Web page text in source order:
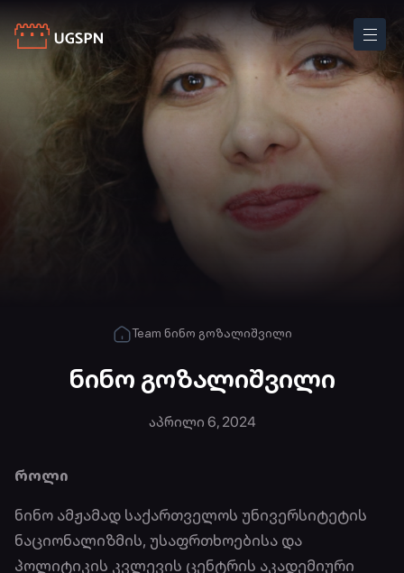
Team ნინო გოზალიშვილი
ნინო გოზალიშვილი
აპრილი 6, 2024
როლი
ნინო ამჟამად საქართველოს უნივერსიტეტის
ნაციონალიზმის, უსაფრთხოებისა და
პოლიტიკის კვლევის ცენტრის აკადემიური